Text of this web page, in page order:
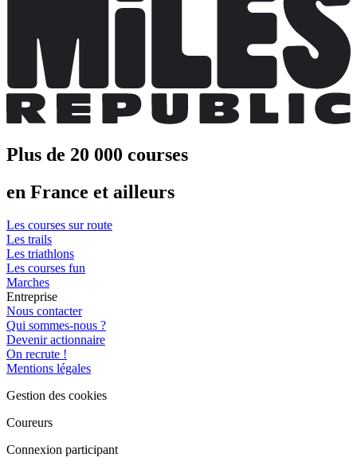
Plus de 20 000 courses
en France et ailleurs
Les courses sur route
Les trails
Les triathlons
Les courses fun
Marches
Entreprise
Nous contacter
Qui sommes-nous ?
Devenir actionnaire
On recrute !
Mentions légales
Gestion des cookies
Coureurs
Connexion participant